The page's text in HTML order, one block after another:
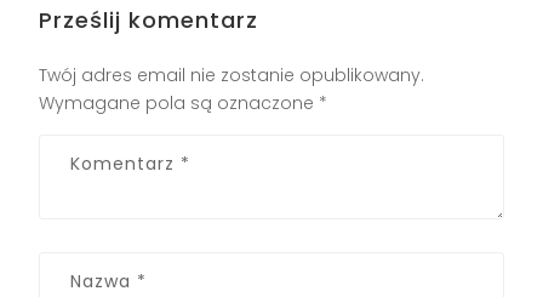
Prześlij komentarz
Twój adres email nie zostanie opublikowany.
Wymagane pola są oznaczone *